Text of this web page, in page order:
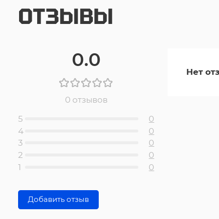
ОТЗЫВЫ
0.0
0 отзывов
5
0
4
0
3
0
2
0
1
0
Добавить отзыв
Нет